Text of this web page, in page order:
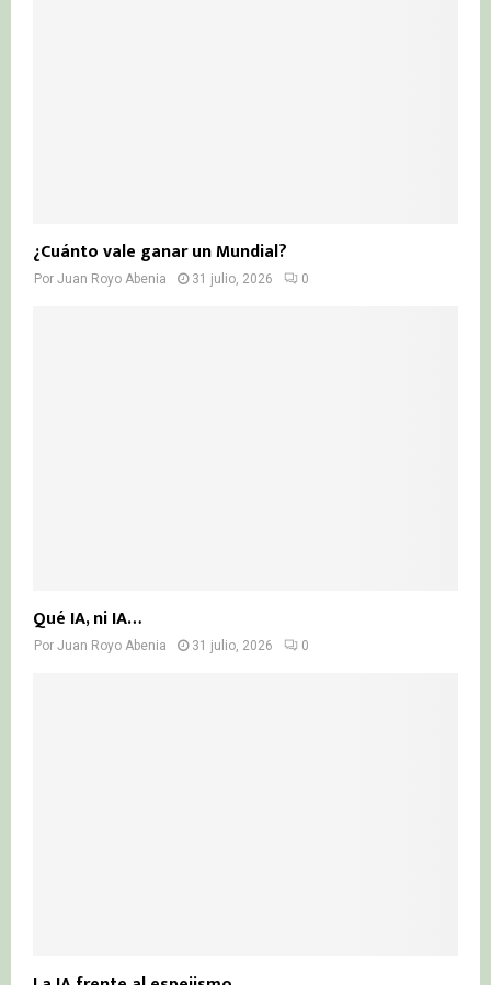
¿Cuánto vale ganar un Mundial?
Por Juan Royo Abenia 31 julio, 2026 0
Qué IA, ni IA…
Por Juan Royo Abenia 31 julio, 2026 0